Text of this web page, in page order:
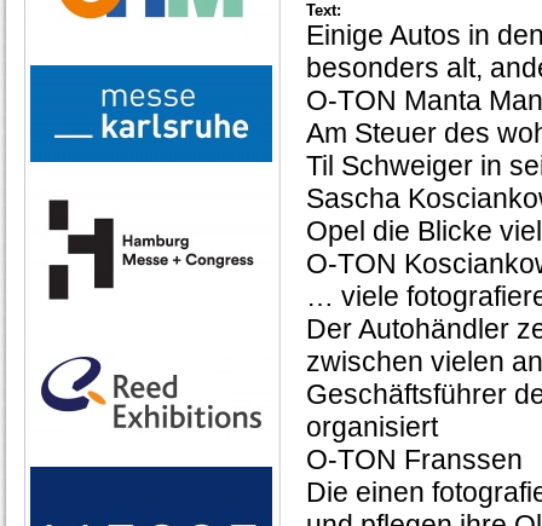
Text:
Einige Autos in
besonders alt,
O-TON Manta
Am Steuer des
Til Schweiger in
Sascha
Opel die Blicke
O-TON
… viele
Der Autohändler
zwischen vielen
Geschäftsführer
organisiert
O-TON Franssen
Die einen